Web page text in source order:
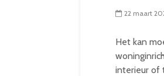
22 maart
Het kan
interieur of